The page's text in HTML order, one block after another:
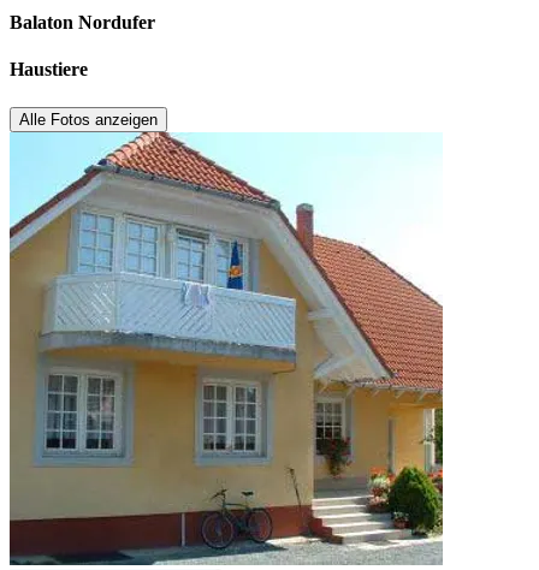
Balaton Nordufer
Haustiere
Alle Fotos anzeigen